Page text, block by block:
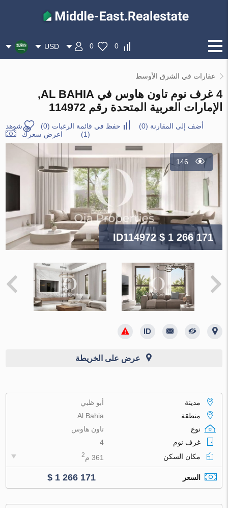
0
0
USD
عقارات في الشرق الأوسط
4 غرف نوم تاون هاوس في AL BAHIA,
الإمارات العربية المتحدة رقم 114972
أضف إلى المقارنة (
0
) حفظ في قائمة الرغبات (
0
)
شوهد
(1)
اعرض سعرك
146
ID114972$ 1 266 171
عرض على الخريطة
مدينة
أبو ظبي
منطقة
Al Bahia
نوع
تاون هاوس
غرف نوم
4
مكان السكن
361 م 2
السعر $ 1 266 171